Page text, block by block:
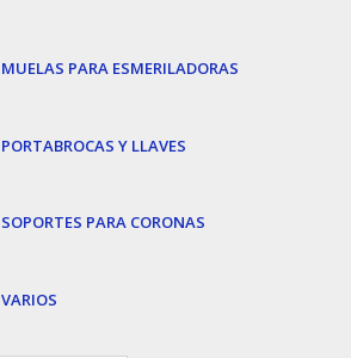
MUELAS PARA ESMERILADORAS
PORTABROCAS Y LLAVES
SOPORTES PARA CORONAS
VARIOS